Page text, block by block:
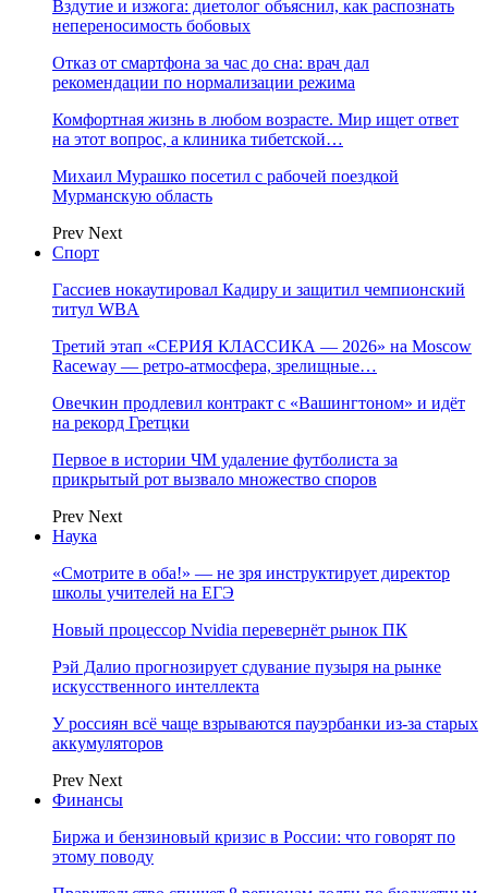
Вздутие и изжога: диетолог объяснил, как распознать
непереносимость бобовых
Отказ от смартфона за час до сна: врач дал
рекомендации по нормализации режима
Комфортная жизнь в любом возрасте. Мир ищет ответ
на этот вопрос, а клиника тибетской…
Михаил Мурашко посетил с рабочей поездкой
Мурманскую область
Prev Next
Спорт
Гассиев нокаутировал Кадиру и защитил чемпионский
титул WBA
Третий этап «СЕРИЯ КЛАССИКА — 2026» на Moscow
Raceway — ретро‑атмосфера, зрелищные…
Овечкин продлевил контракт с «Вашингтоном» и идёт
на рекорд Гретцки
Первое в истории ЧМ удаление футболиста за
прикрытый рот вызвало множество споров
Prev Next
Наука
«Смотрите в оба!» — не зря инструктирует директор
школы учителей на ЕГЭ
Новый процессор Nvidia перевернёт рынок ПК
Рэй Далио прогнозирует сдувание пузыря на рынке
искусственного интеллекта
У россиян всё чаще взрываются пауэрбанки из-за старых
аккумуляторов
Prev Next
Финансы
Биржа и бензиновый кризис в России: что говорят по
этому поводу